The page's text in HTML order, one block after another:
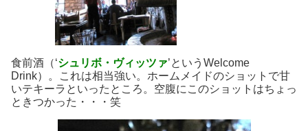
食前酒（‘シュリボ・ヴィッツァ’というWelcome
Drink）。これは相当強い。ホームメイドのショットで甘
いテキーラといったところ。空腹にこのショットはちょっ
ときつかった・・・笑